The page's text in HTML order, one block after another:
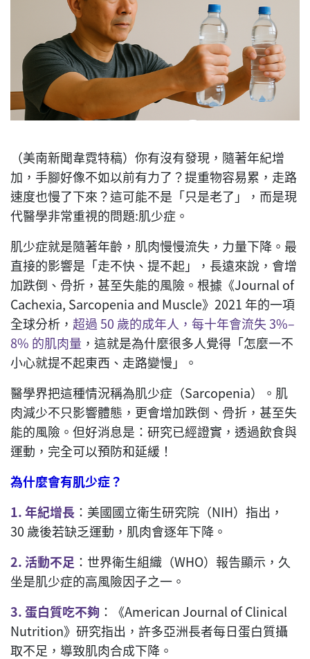
（美南新聞韋霓特稿）你有沒有發現，隨著年紀增
加，手腳好像不如以前有力了？提重物容易累，走路
速度也慢了下來？這可能不是「只是老了」，而是現
代醫學非常重視的問題:肌少症。
肌少症就是隨著年齡，肌肉慢慢流失，力量下降。最
直接的影響是「走不快、提不起」，長遠來說，會增
加跌倒、骨折，甚至失能的風險。根據《Journal of
Cachexia, Sarcopenia and Muscle》2021 年的一項
全球分析， 超過 50 歲的成年人，每十年會流失 3%–
8% 的肌肉量 ，這就是為什麼很多人覺得「怎麼一不
小心就提不起東西、走路變慢」。
醫學界把這種情況稱為肌少症（Sarcopenia）。肌
肉減少不只影響體態，更會增加跌倒、骨折，甚至失
能的風險。但好消息是：研究已經證實，透過飲食與
運動，完全可以預防和延緩！
為什麼會有肌少症？
1.年紀增長 ：美國國立衛生研究院（NIH）指出，
30 歲後若缺乏運動，肌肉會逐年下降。
2. 活動不足 ：世界衛生組織（WHO）報告顯示，久
坐是肌少症的高風險因子之一。
3.蛋白質吃不夠 ：《American Journal of Clinical
Nutrition》研究指出，許多亞洲長者每日蛋白質攝
取不足，導致肌肉合成下降。